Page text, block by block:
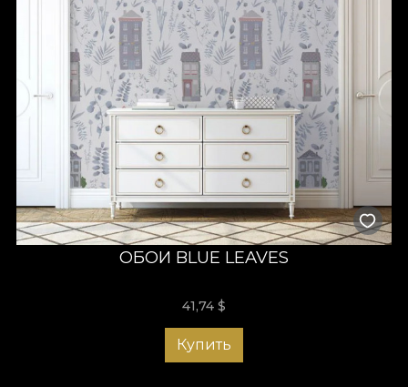
ОБОИ BLUE LEAVES
41,74 $
Купить